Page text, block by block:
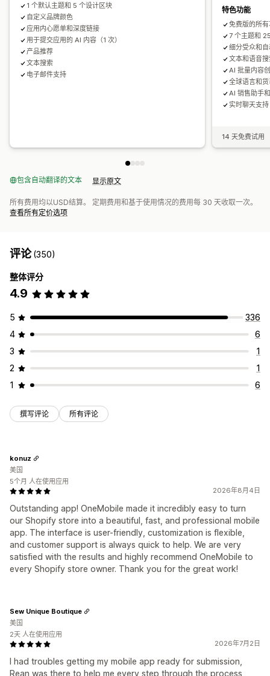
1 个默认主题和 5 个设计区块
自定义品牌颜色
应用内心愿单和深度链接
用于提交应用的 AI 内容（1 次）
产品推荐
文本搜索
电子邮件支持
特色功能
免费版的所
7 个主题和
细分受众和
文本和语音
AI 批量内容
全球语言和
AI 销售助手
实时聊天支持
14 天免费试用
包含自动翻译的文本 显示原文
所有费用均以USD结算。 定期费用和基于使用情况的费用每 30 天收取一次。
查看所有定价选项
评论(350)
整体评分
4.9
5
336
4
6
3
1
2
1
1
6
撰写评论 所有评论
2026年8月4日
Outstanding app! OneMobile made it incredibly easy to turn
our Shopify store into a beautiful, fast, and professional mobile
app. The interface is user-friendly, customization is flexible,
and customer support is always quick to help. We are very
satisfied with the results and highly recommend OneMobile to
every Shopify store owner. Thank you for the great work!
konuz
美国
5个月 人在使用应用
2026年7月2日
I had troubles getting my mobile app ready for submission,
Rean was there to help me every step through the process,
Sew Unique Boutique
美国
2天 人在使用应用